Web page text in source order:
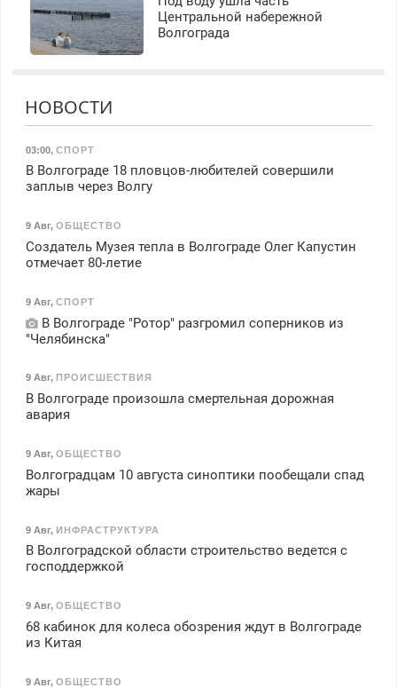
Центральной набережной
Волгограда
НОВОСТИ
03:00, СПОРТ
В Волгограде 18 пловцов-любителей совершили
заплыв через Волгу
9 Авг, ОБЩЕСТВО
Создатель Музея тепла в Волгограде Олег Капустин
отмечает 80-летие
9 Авг, СПОРТ
В Волгограде "Ротор" разгромил соперников из
"Челябинска"
9 Авг, ПРОИСШЕСТВИЯ
В Волгограде произошла смертельная дорожная
авария
9 Авг, ОБЩЕСТВО
Волгоградцам 10 августа синоптики пообещали спад
жары
9 Авг, ИНФРАСТРУКТУРА
В Волгоградской области строительство ведется с
господдержкой
9 Авг, ОБЩЕСТВО
68 кабинок для колеса обозрения ждут в Волгограде
из Китая
9 Авг, ОБЩЕСТВО